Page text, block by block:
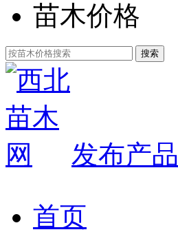
苗木价格
发布产品
首页